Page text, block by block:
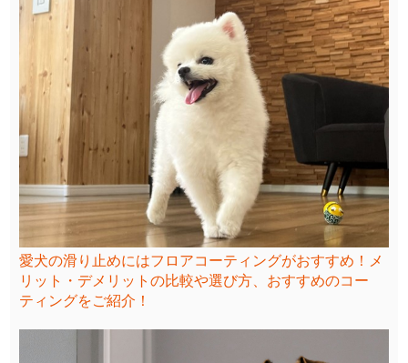
愛犬の滑り止めにはフロアコーティングがおすすめ！メ
リット・デメリットの比較や選び方、おすすめのコー
ティングをご紹介！